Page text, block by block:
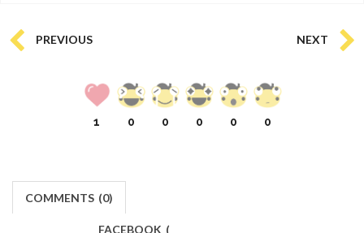
PREVIOUS NEXT
1 0 0 0 0 0
COMMENTS (0)
FACEBOOK (